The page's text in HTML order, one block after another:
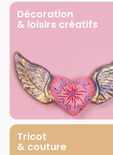
Décoration
& loisirs créatifs
Tricot
& couture